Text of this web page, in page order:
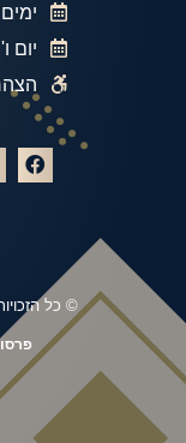
ימים א-ה
יום ו' 13:00-9:00
© כל